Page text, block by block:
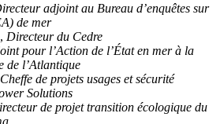
adjoint au Bureau d’enquêtes sur
de mer
Directeur du Cedre
pour l’Action de l’État en mer à la
de l’Atlantique
Cheffe de projets usages et sécurité
Solutions
de projet transition écologique du